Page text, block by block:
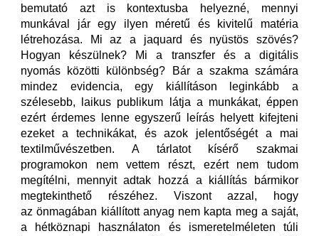
bemutató azt is kontextusba helyezné, mennyi
munkával jár egy ilyen méretű és kivitelű matéria
létrehozása. Mi az a jaquard és nyüstös szövés?
Hogyan készülnek? Mi a transzfer és a digitális
nyomás közötti különbség? Bár a szakma számára
mindez evidencia, egy kiállításon leginkább a
szélesebb, laikus publikum látja a munkákat, éppen
ezért érdemes lenne egyszerű leírás helyett kifejteni
ezeket a technikákat, és azok jelentőségét a mai
textilművészetben. A tárlatot kísérő szakmai
programokon nem vettem részt, ezért nem tudom
megítélni, mennyit adtak hozzá a kiállítás bármikor
megtekinthető részéhez. Viszont azzal, hogy
az önmagában kiállított anyag nem kapta meg a saját,
a hétköznapi használaton és ismeretelméleten túli